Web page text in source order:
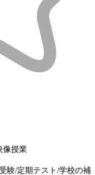
像授業
験/定期テスト/学校の補